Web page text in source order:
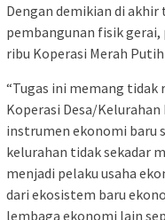
Dengan demikian di akhir
pembangunan fisik gerai,
ribu Koperasi Merah
“Tugas ini memang tidak
Koperasi Desa/
instrumen ekonomi baru
kelurahan tidak sekadar
menjadi pelaku usaha
dari ekosistem baru
lembaga ekonomi lain